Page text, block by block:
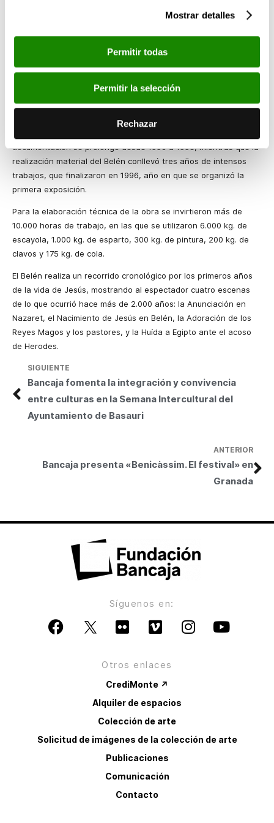
Mostrar detalles
Permitir todas
Permitir la selección
Rechazar
Iniciativa de la plantilla de Bancaja
La idea de hacer el Belén Bancaja fue de un empleado, Ramón
Tamarit, que junto a otros compañeros de la plantilla
Entidad.
documentación se prolongó desde 1990 a 1993, mientras que la
realización material del Belén conllevó tres años de intensos
trabajos, que finalizaron en 1996, año en que se organizó la
primera exposición.
Para la elaboración técnica de la obra se invirtieron más de
10.000 horas de trabajo, en las que se utilizaron 6.000 kg. de
escayola, 1.000 kg. de esparto, 300 kg. de pintura, 200 kg. de
clavos y 175 kg. de cola.
El Belén realiza un recorrido cronológico por los primeros años
de la vida de Jesús, mostrando al espectador cuatro escenas
de lo que ocurrió hace más de 2.000 años: la Anunciación en
Nazaret, el Nacimiento de Jesús en Belén, la Adoración de los
Reyes Magos y los pastores, y la Huída a Egipto ante el acoso
de Herodes.
ANTERIOR
Bancaja presenta «Benicàssim. El festival» en
Granada
SIGUIENTE
Bancaja fomenta la integración y convivencia
entre culturas en la Semana Intercultural del
Ayuntamiento de Basauri
Síguenos en:
Otros enlaces
CrediMonte ↗
Alquiler de espacios
Colección de arte
Solicitud de imágenes de la colección de arte
Publicaciones
Comunicación
Contacto